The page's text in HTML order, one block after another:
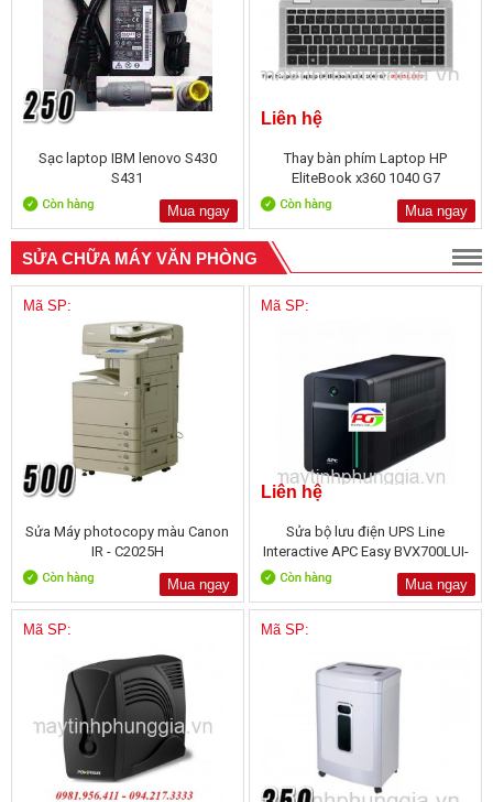
Sạc laptop IBM lenovo S430
S431
Mua ngay
Liên hệ
Thay bàn phím Laptop HP
EliteBook x360 1040 G7
Mua ngay
SỬA CHỮA MÁY VĂN PHÒNG
Mã SP:
Sửa Máy photocopy màu Canon
IR - C2025H
Mua ngay
Mã SP:
Liên hệ
Sửa bộ lưu điện UPS Line
Interactive APC Easy BVX700LUI-
Mua ngay
Mã SP: Mã SP: